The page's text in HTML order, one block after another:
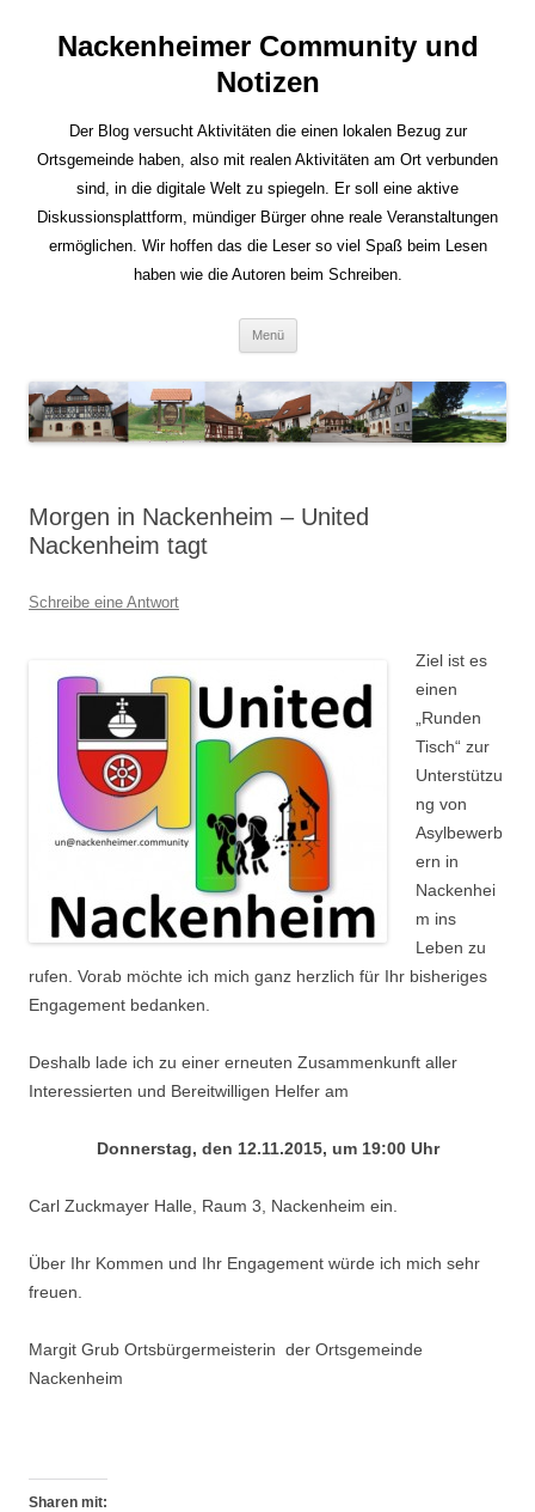
Nackenheimer Community und
Notizen
Der Blog versucht Aktivitäten die einen lokalen Bezug zur
Ortsgemeinde haben, also mit realen Aktivitäten am Ort verbunden
sind, in die digitale Welt zu spiegeln. Er soll eine aktive
Diskussionsplattform, mündiger Bürger ohne reale Veranstaltungen
ermöglichen. Wir hoffen das die Leser so viel Spaß beim Lesen
haben wie die Autoren beim Schreiben.
Menü
Morgen in Nackenheim – United
Nackenheim tagt
Schreibe eine Antwort
Ziel ist es
einen
„Runden
Tisch“ zur
Unterstützu
ng von
Asylbewerb
ern in
Nackenhei
m ins
Leben zu
rufen. Vorab möchte ich mich ganz herzlich für Ihr bisheriges
Engagement bedanken.
Deshalb lade ich zu einer erneuten Zusammenkunft aller
Interessierten und Bereitwilligen Helfer am
Donnerstag, den 12.11.2015, um 19:00 Uhr
Carl Zuckmayer Halle, Raum 3, Nackenheim ein.
Über Ihr Kommen und Ihr Engagement würde ich mich sehr
freuen.
Margit Grub Ortsbürgermeisterin der Ortsgemeinde
Nackenheim
Sharen mit: